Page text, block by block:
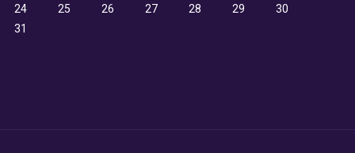
24
25 26 27 28 29
30
31